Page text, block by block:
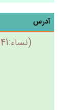
آدرس
(نساء:141)